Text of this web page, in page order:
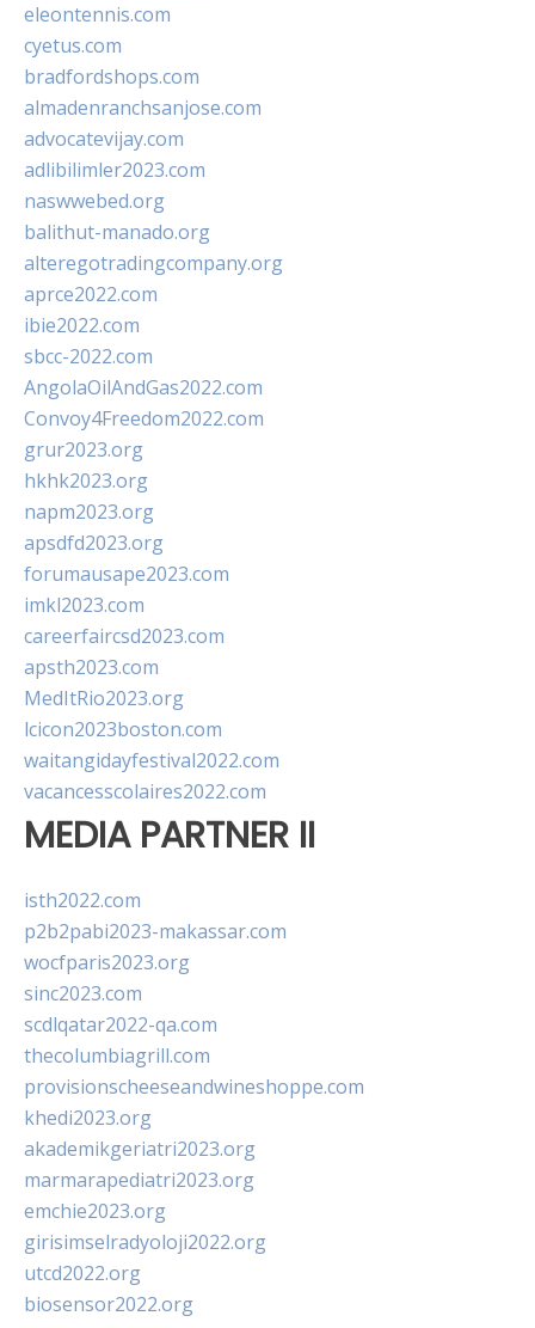
eleontennis.com
cyetus.com
bradfordshops.com
almadenranchsanjose.com
advocatevijay.com
adlibilimler2023.com
naswwebed.org
balithut-manado.org
alteregotradingcompany.org
aprce2022.com
ibie2022.com
sbcc-2022.com
AngolaOilAndGas2022.com
Convoy4Freedom2022.com
grur2023.org
hkhk2023.org
napm2023.org
apsdfd2023.org
forumausape2023.com
imkl2023.com
careerfaircsd2023.com
apsth2023.com
MedItRio2023.org
lcicon2023boston.com
waitangidayfestival2022.com
vacancesscolaires2022.com
MEDIA PARTNER II
isth2022.com
p2b2pabi2023-makassar.com
wocfparis2023.org
sinc2023.com
scdlqatar2022-qa.com
thecolumbiagrill.com
provisionscheeseandwineshoppe.com
khedi2023.org
akademikgeriatri2023.org
marmarapediatri2023.org
emchie2023.org
girisimselradyoloji2022.org
utcd2022.org
biosensor2022.org